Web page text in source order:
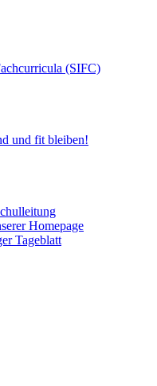
(SIFC)
und fit bleiben!
Homepage
Tageblatt